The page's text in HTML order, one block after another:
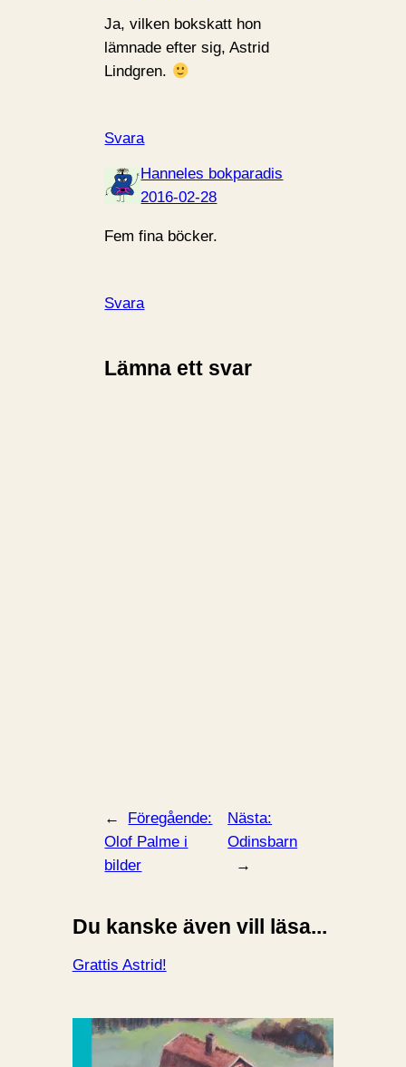
Ja, vilken bokskatt hon
lämnade efter sig, Astrid
Lindgren.
Svara
Hanneles bokparadis
2016-02-28
Fem fina böcker.
Svara
Lämna ett svar
←
Föregående:
Olof Palme i
bilder
Nästa:
Odinsbarn
→
Du kanske även vill läsa...
Grattis Astrid!